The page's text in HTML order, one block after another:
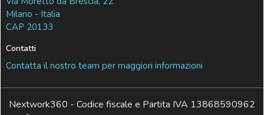
Milano - Italia
CAP 20133
Contatti
Contatta il nostro team per maggiori informazioni
Nextwork360 - Codice fiscale e Partita IVA 13868590962